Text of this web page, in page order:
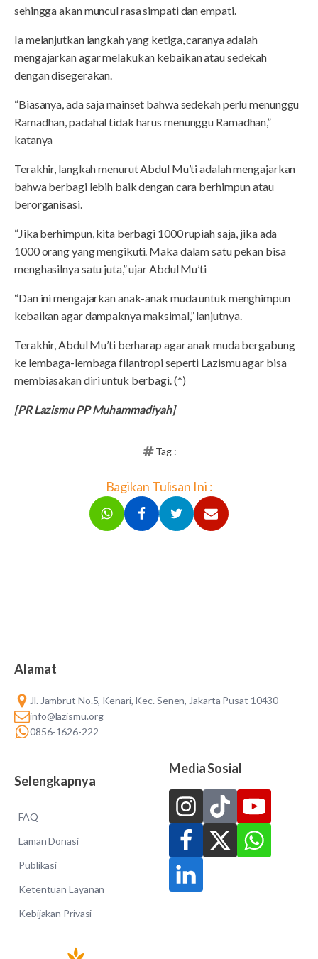
sehingga akan muncul rasa simpati dan empati.
Ia melanjutkan langkah yang ketiga, caranya adalah
mengajarkan agar melakukan kebaikan atau sedekah
dengan disegerakan.
“Biasanya, ada saja mainset bahwa sedekah perlu menunggu
Ramadhan, padahal tidak harus menunggu Ramadhan,”
katanya
Terakhir, langkah menurut Abdul Mu’ti adalah mengajarkan
bahwa berbagi lebih baik dengan cara berhimpun atau
berorganisasi.
“Jika berhimpun, kita berbagi 1000 rupiah saja, jika ada
1000 orang yang mengikuti. Maka dalam satu pekan bisa
menghasilnya satu juta,” ujar Abdul Mu’ti
“Dan ini mengajarkan anak-anak muda untuk menghimpun
kebaikan agar dampaknya maksimal,” lanjutnya.
Terakhir, Abdul Mu’ti berharap agar anak muda bergabung
ke lembaga-lembaga filantropi seperti Lazismu agar bisa
membiasakan diri untuk berbagi. (*)
[PR Lazismu PP Muhammadiyah]
Tag :
Bagikan Tulisan Ini :
Alamat
Jl. Jambrut No.5, Kenari, Kec. Senen, Jakarta Pusat 10430
info@lazismu.org
0856-1626-222
Selengkapnya
FAQ
Laman Donasi
Publikasi
Ketentuan Layanan
Kebijakan Privasi
Media Sosial